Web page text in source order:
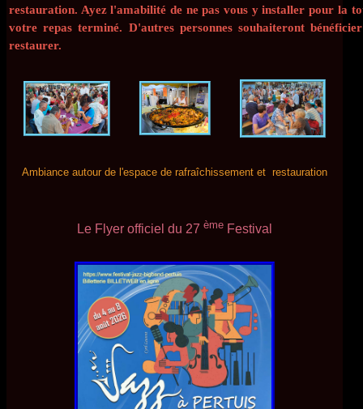
restauration. Ayez l'amabilité de ne pas vous y installer pour la
votre repas terminé. D'autres personnes souhaiteront
restaurer.
Ambiance autour de l'espace de rafraîchissement et restauration
Le Flyer officiel du 27 èmeFestival